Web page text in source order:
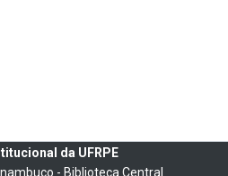
da UFRPE
- Biblioteca Central